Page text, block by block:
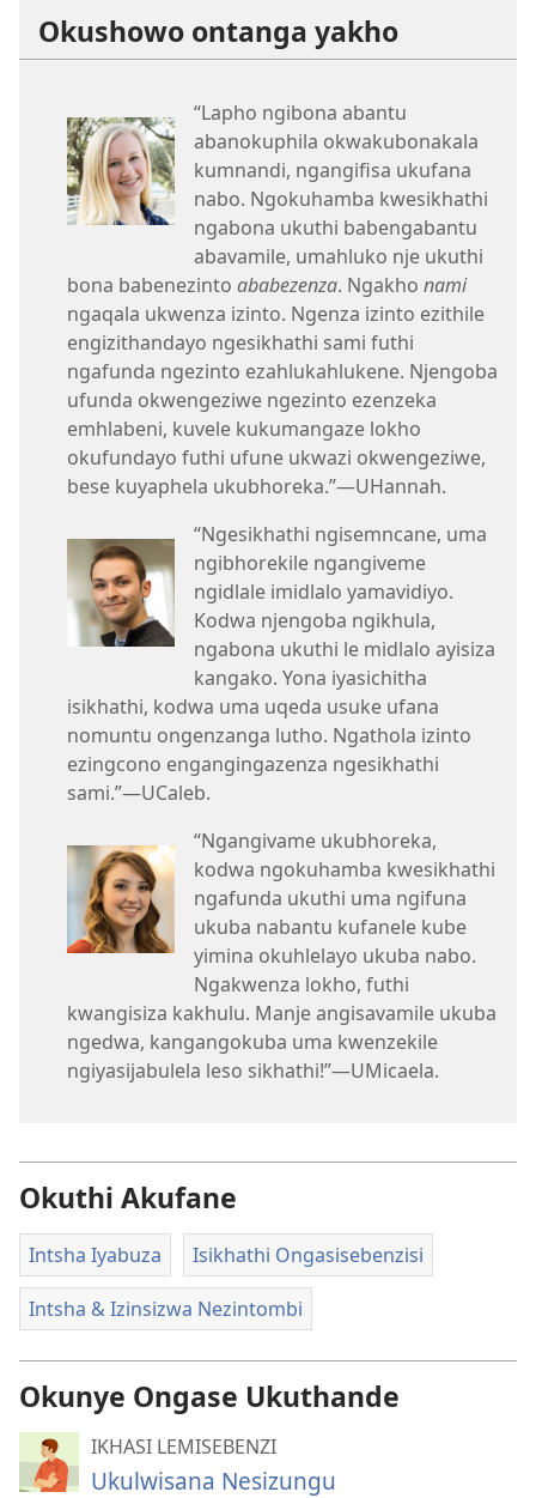
Okushowo ontanga yakho
“Lapho ngibona abantu
abanokuphila okwakubonakala
kumnandi, ngangifisa ukufana
nabo. Ngokuhamba kwesikhathi
ngabona ukuthi babengabantu
abavamile, umahluko nje ukuthi
bona babenezinto ababezenza. Ngakho nami
ngaqala ukwenza izinto. Ngenza izinto ezithile
engizithandayo ngesikhathi sami futhi
ngafunda ngezinto ezahlukahlukene. Njengoba
ufunda okwengeziwe ngezinto ezenzeka
emhlabeni, kuvele kukumangaze lokho
okufundayo futhi ufune ukwazi okwengeziwe,
bese kuyaphela ukubhoreka.”​—UHannah.
“Ngesikhathi ngisemncane, uma
ngibhorekile ngangiveme
ngidlale imidlalo yamavidiyo.
Kodwa njengoba ngikhula,
ngabona ukuthi le midlalo ayisiza
kangako. Yona iyasichitha
isikhathi, kodwa uma uqeda usuke ufana
nomuntu ongenzanga lutho. Ngathola izinto
ezingcono engangingazenza ngesikhathi
sami.”​—UCaleb.
“Ngangivame ukubhoreka,
kodwa ngokuhamba kwesikhathi
ngafunda ukuthi uma ngifuna
ukuba nabantu kufanele kube
yimina okuhlelayo ukuba nabo.
Ngakwenza lokho, futhi
kwangisiza kakhulu. Manje angisavamile ukuba
ngedwa, kangangokuba uma kwenzekile
ngiyasijabulela leso sikhathi!”​—UMicaela.
Okuthi Akufane
Intsha Iyabuza Isikhathi Ongasisebenzisi
Intsha & Izinsizwa Nezintombi
Okunye Ongase Ukuthande
IKHASI LEMISEBENZI
Ukulwisana Nesizungu